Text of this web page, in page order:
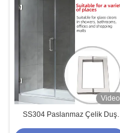
Video
SS304 Paslanmaz Çelik Duş